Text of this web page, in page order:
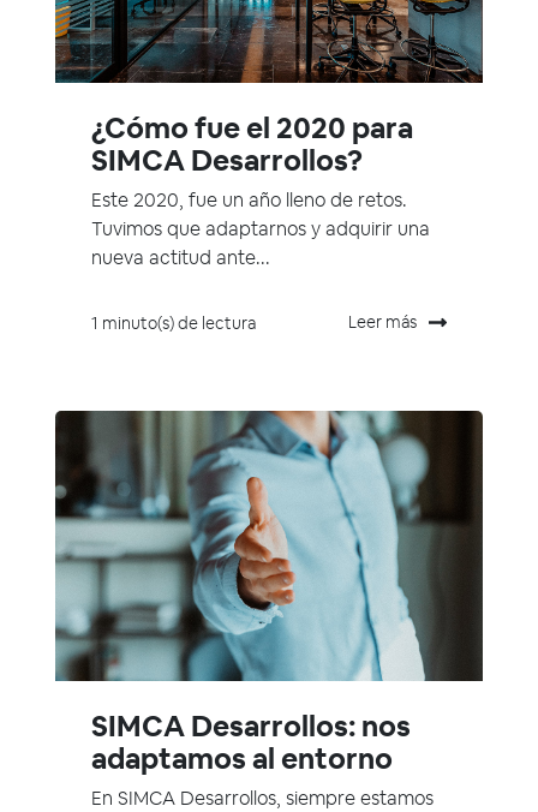
¿Cómo fue el 2020 para
SIMCA Desarrollos?
Este 2020, fue un año lleno de retos.
Tuvimos que adaptarnos y adquirir una
nueva actitud ante...
1 minuto(s) de lectura Leer más
SIMCA Desarrollos: nos
adaptamos al entorno
En SIMCA Desarrollos, siempre estamos